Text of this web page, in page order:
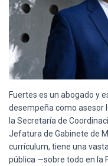
Fuertes es un abogado y
desempeña como asesor
la Secretaría de
Jefatura de Gabinete de
currículum, tiene una
pública —sobre todo en la